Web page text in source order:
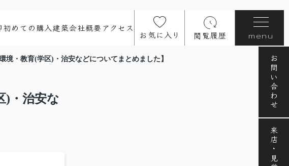
初めての購入建築会社概要アクセス
お気に入り 閲覧履歴 menu
お問い合わせ
境・教育(学区)・治安などについてまとめました】
)・治安な